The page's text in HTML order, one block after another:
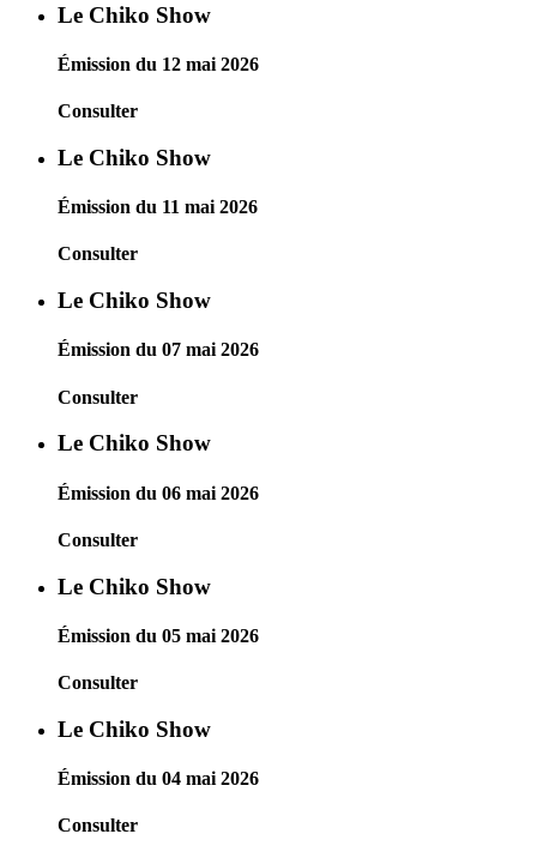
Le Chiko Show
Émission du 12 mai 2026
Consulter
Le Chiko Show
Émission du 11 mai 2026
Consulter
Le Chiko Show
Émission du 07 mai 2026
Consulter
Le Chiko Show
Émission du 06 mai 2026
Consulter
Le Chiko Show
Émission du 05 mai 2026
Consulter
Le Chiko Show
Émission du 04 mai 2026
Consulter